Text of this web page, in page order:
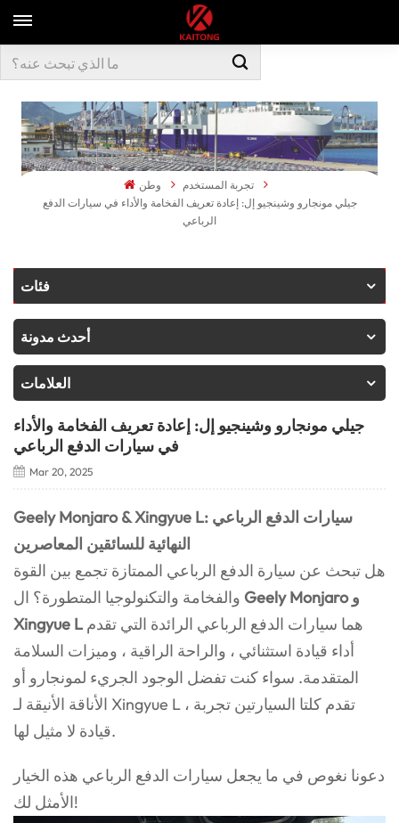
وطن
تجربة المستخدم
جيلي مونجارو وشينجيو إل: إعادة تعريف الفخامة والأداء في سيارات الدفع
الرباعي
فئات
أحدث مدونة
العلامات
جيلي مونجارو وشينجيو إل: إعادة تعريف الفخامة والأداء
في سيارات الدفع الرباعي
Mar 20, 2025
Geely Monjaro & Xingyue L: سيارات الدفع الرباعي
النهائية للسائقين المعاصرين
هل تبحث عن سيارة الدفع الرباعي الممتازة تجمع بين القوة
Geely Monjaro و
Xingyue L هما سيارات الدفع الرباعي الرائدة التي تقدم
أداء قيادة استثنائي ، والراحة الراقية ، وميزات السلامة
المتقدمة. سواء كنت تفضل الوجود الجريء لمونجارو أو
الأناقة الأنيقة لـ Xingyue L ، تقدم كلتا السيارتين تجربة
قيادة لا مثيل لها.
دعونا نغوص في ما يجعل سيارات الدفع الرباعي هذه الخيار
الأمثل لك!